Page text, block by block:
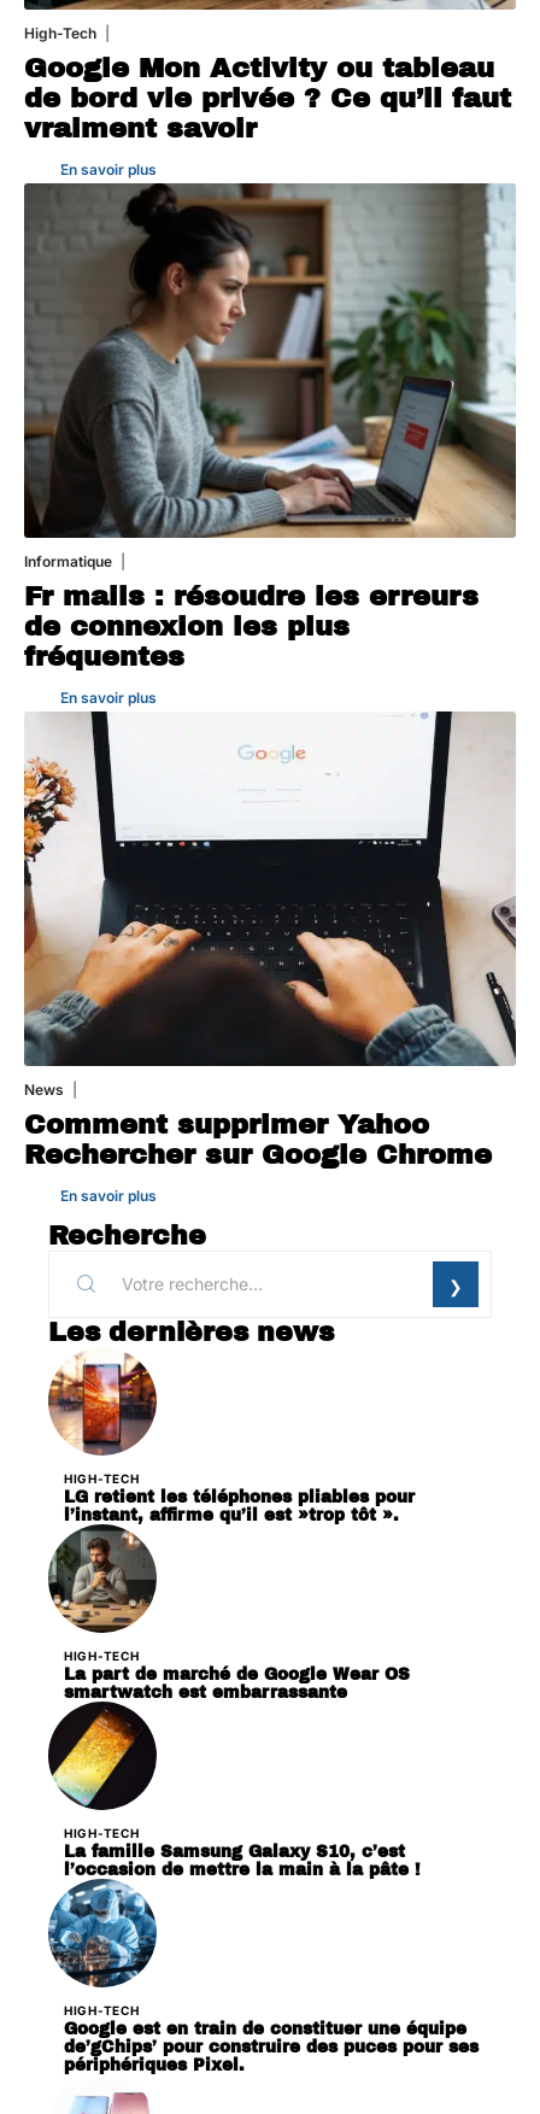
High-Tech
Google Mon Activity ou tableau
de bord vie privée ? Ce qu’il faut
vraiment savoir
En savoir plus
Informatique
Fr mails : résoudre les erreurs
de connexion les plus
fréquentes
En savoir plus
News
Comment supprimer Yahoo
Rechercher sur Google Chrome
En savoir plus
Recherche
Les dernières news
HIGH-TECH
LG retient les téléphones pliables pour
l’instant, affirme qu’il est »trop tôt ».
HIGH-TECH
La part de marché de Google Wear OS
smartwatch est embarrassante
HIGH-TECH
La famille Samsung Galaxy S10, c’est
l’occasion de mettre la main à la pâte !
HIGH-TECH
Google est en train de constituer une équipe
de’gChips’ pour construire des puces pour ses
périphériques Pixel.